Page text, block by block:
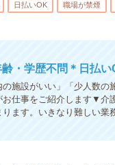
日払いOK 職場が禁煙
・学歴不問＊日払
施設がいい」「少人数の
仕事をご紹介します▼介
ます。いきなり難しい業